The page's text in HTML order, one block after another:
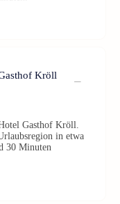
Kröll
Gasthof Kröll.
in etwa
30 Minuten